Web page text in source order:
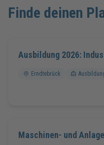
Finde deinen
Ausbildung 2026:
Erndtebrück
Maschinen- und